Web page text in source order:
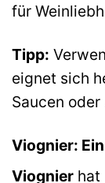
für
Tipp:
eignet sich
Saucen
Viognier:
Viognier hat